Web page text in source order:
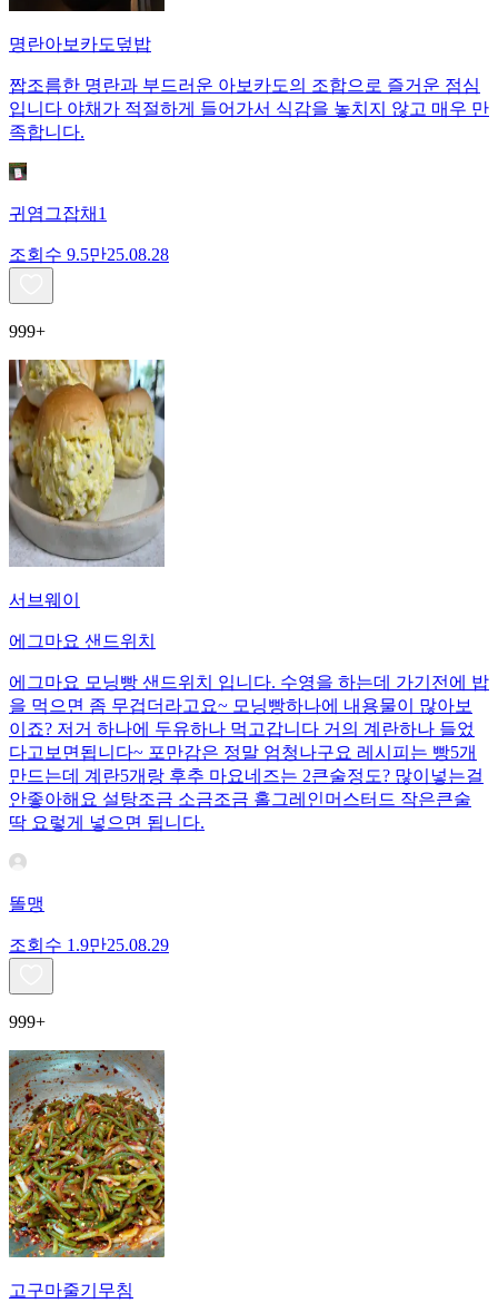
명란아보카도덮밥
짭조름한 명란과 부드러운 아보카도의 조합으로 즐거운 점심
입니다 야채가 적절하게 들어가서 식감을 놓치지 않고 매우 만
족합니다.
귀염그잡채1
조회수 9.5만25.08.28
999+
서브웨이
에그마요 샌드위치
에그마요 모닝빵 샌드위치 입니다. 수영을 하는데 가기전에 밥
을 먹으면 좀 무겁더라고요~ 모닝빵하나에 내용물이 많아보
이죠? 저거 하나에 두유하나 먹고갑니다 거의 계란하나 들었
다고보면됩니다~ 포만감은 정말 엄청나구요 레시피는 빵5개
만드는데 계란5개랑 후추 마요네즈는 2큰술정도? 많이넣는걸
안좋아해요 설탕조금 소금조금 홀그레인머스터드 작은큰술
딱 요렇게 넣으면 됩니다.
똘맹
조회수 1.9만25.08.29
999+
고구마줄기무침